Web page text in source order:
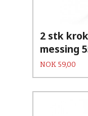
2 stk
messing
Pris
NOK 59,00